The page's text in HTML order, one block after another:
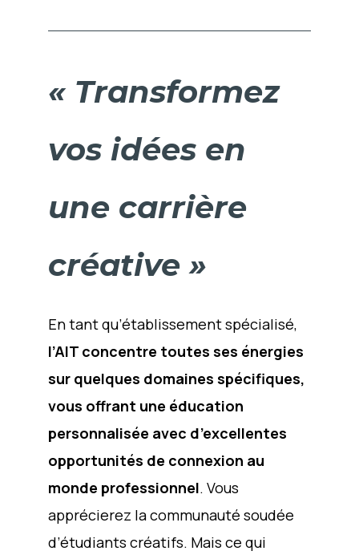
« Transformez
vos idées en
une carrière
créative »
En tant qu’établissement spécialisé,
l’AIT concentre toutes ses énergies
sur quelques domaines spécifiques,
vous offrant une éducation
personnalisée avec d’excellentes
opportunités de connexion au
monde professionnel. Vous
apprécierez la communauté soudée
d’étudiants créatifs. Mais ce qui